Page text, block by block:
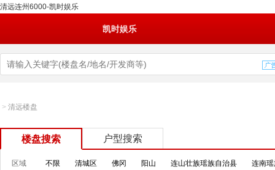
清远连州6000-凯时娱乐
凯时娱乐
> 清远楼盘
楼盘搜索 户型搜索
区域 不限 清城区 佛冈 阳山 连山壮族瑶族自治县 连南